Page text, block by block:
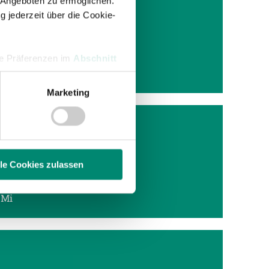
jederzeit über die Cookie-
Präferenzen im Abschnitt
anbieten zu können
Verwendung unserer
Marketing
Cookies zulassen
am